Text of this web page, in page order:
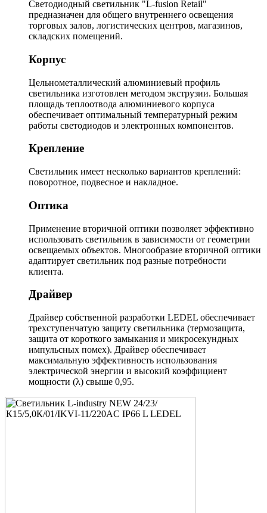
Светодиодный светильник "L-fusion Retail"
предназначен для общего внутреннего освещения
торговых залов, логистических центров, магазинов,
складских помещений.
Корпус
Цельнометаллический алюминиевый профиль
светильника изготовлен методом экструзии. Большая
площадь теплоотвода алюминиевого корпуса
обеспечивает оптимальный температурный режим
работы светодиодов и электронных компонентов.
Крепление
Светильник имеет несколько вариантов креплений:
поворотное, подвесное и накладное.
Оптика
Применение вторичной оптики позволяет эффективно
использовать светильник в зависимости от геометрии
освещаемых объектов. Многообразие вторичной оптики
адаптирует светильник под разные потребности
клиента.
Драйвер
Драйвер собственной разработки LEDEL обеспечивает
трехступенчатую защиту светильника (термозащита,
защита от короткого замыкания и микросекундных
импульсных помех). Драйвер обеспечивает
максимальную эффективность использования
электрической энергии и высокий коэффициент
мощности (λ) свыше 0,95.